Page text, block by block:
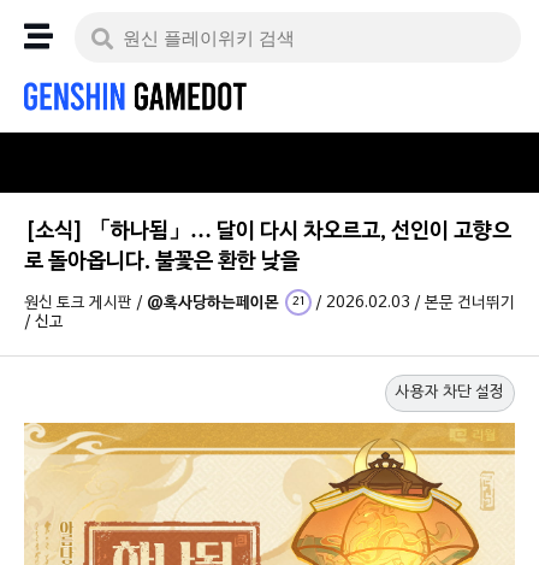
[소식] 「하나됨」… 달이 다시 차오르고, 선인이 고향으
로 돌아옵니다. 불꽃은 환한 낮을
원신 토크 게시판 / @혹사당하는페이몬 21 / 2026.02.03 / 본문 건너뛰기
/ 신고
사용자 차단 설정